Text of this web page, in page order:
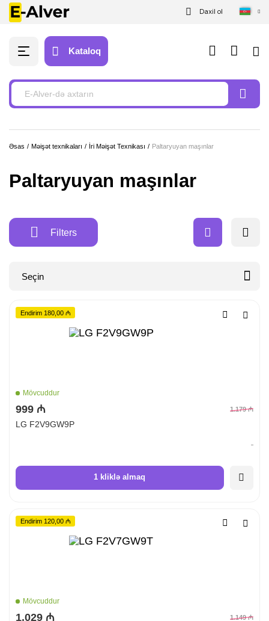
Daxil ol
Kataloq
Əsas Məişət texnikaları İri Məişət Texnikası Paltaryuyan maşınlar
Paltaryuyan maşınlar
Filters
Seçin 
Endirim 180,00 ₼
Mövcuddur
999 ₼ 1.179 ₼
LG F2V9GW9P
1 kliklə almaq
Endirim 120,00 ₼
Mövcuddur
1.029 ₼ 1.149 ₼